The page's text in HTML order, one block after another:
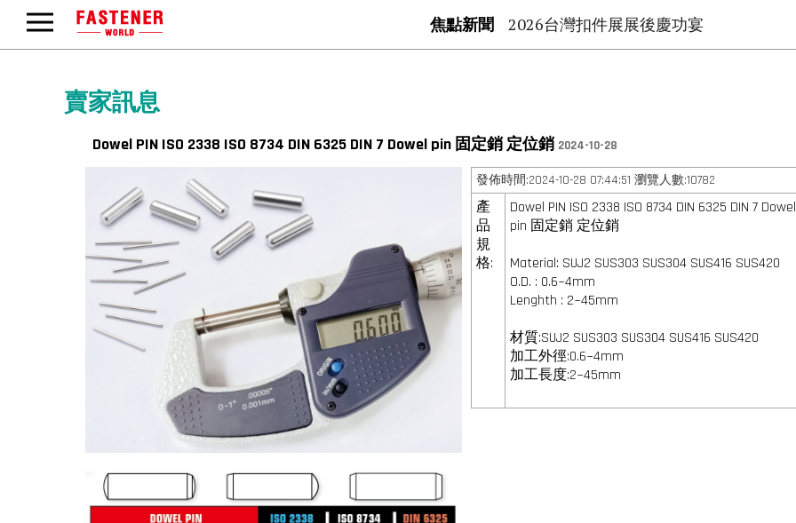
焦點新聞 2026台灣扣件展展後慶功宴
賣家訊息
Dowel PIN ISO 2338 ISO 8734 DIN 6325 DIN 7 Dowel pin 固定銷 定位銷 2024-10-28
發佈時間:2024-10-28 07:44:51 瀏覽人數:10782
產
品
規
格:
Dowel PIN ISO 2338 ISO 8734 DIN 6325 DIN 7 Dowel
pin 固定銷 定位銷
Material: SUJ2 SUS303 SUS304 SUS416 SUS420
O.D. : 0.6~4mm
Lenghth : 2~45mm
材質:SUJ2 SUS303 SUS304 SUS416 SUS420
加工外徑:0.6~4mm
加工長度:2~45mm